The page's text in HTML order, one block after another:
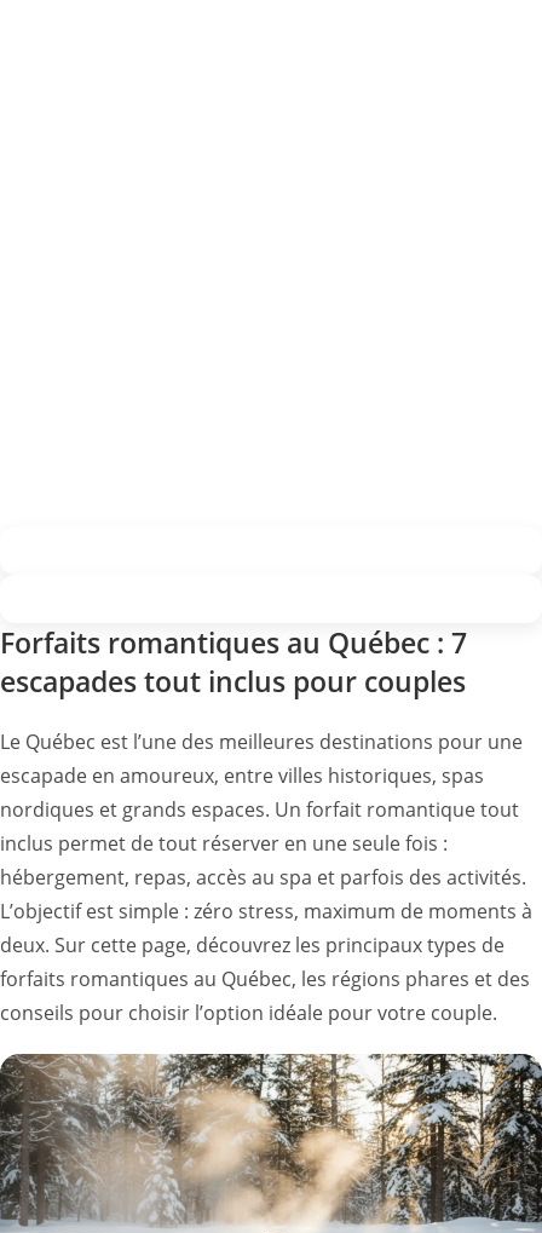
Forfaits romantiques au Québec : 7
escapades tout inclus pour couples
Le Québec est l’une des meilleures destinations pour une
escapade en amoureux, entre villes historiques, spas
nordiques et grands espaces. Un forfait romantique tout
inclus permet de tout réserver en une seule fois :
hébergement, repas, accès au spa et parfois des activités.
L’objectif est simple : zéro stress, maximum de moments à
deux. Sur cette page, découvrez les principaux types de
forfaits romantiques au Québec, les régions phares et des
conseils pour choisir l’option idéale pour votre couple.